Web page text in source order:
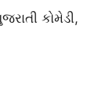
કોમેડી,